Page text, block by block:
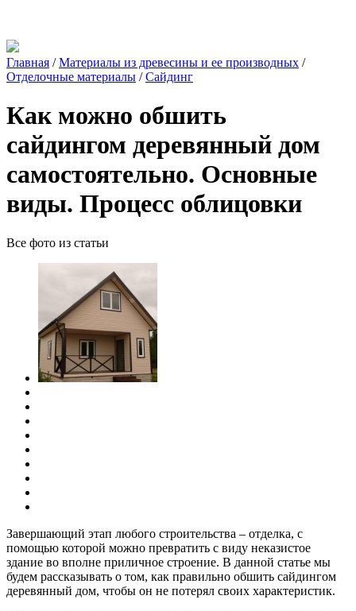
Главная /Материалы из древесины и ее производных /
Отделочные материалы /Сайдинг
Как можно обшить
сайдингом деревянный дом
самостоятельно. Основные
виды. Процесс облицовки
Все фото из статьи
Завершающий этап любого строительства – отделка, с
помощью которой можно превратить с виду неказистое
здание во вполне приличное строение. В данной статье мы
будем рассказывать о том, как правильно обшить сайдингом
деревянный дом, чтобы он не потерял своих характеристик.